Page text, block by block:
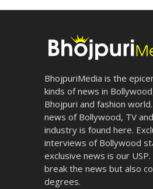
BhojpuriMedia is the
kinds of news in
Bhojpuri and fashion
news of Bollywood, TV
industry is found here.
interviews of Bollywood
exclusive news is our
break the news but also
degrees.